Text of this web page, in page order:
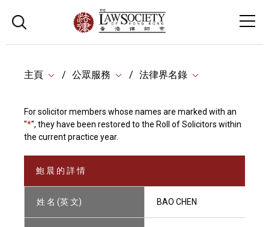
主頁 公眾服務 法律界名錄
For solicitor members whose names are marked with an
"*", they have been restored to the Roll of Solicitors within
the current practice year.
鮑 晨 的 詳 情
姓 名 (英 文) BAO CHEN